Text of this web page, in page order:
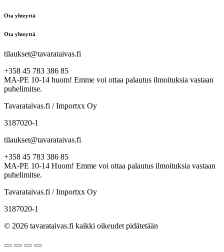
Ota yhteyttä
Ota yhteyttä
tilaukset@tavarataivas.fi
+358 45 783 386 85
MA-PE 10-14 huom! Emme voi ottaa palautus ilmoituksia vastaan
puhelimitse.
Tavarataivas.fi / Importxx Oy
3187020-1
tilaukset@tavarataivas.fi
+358 45 783 386 85
MA-PE 10-14 Huom! Emme voi ottaa palautus ilmoituksia vastaan
puhelimitse.
Tavarataivas.fi / Importxx Oy
3187020-1
© 2026 tavarataivas.fi kaikki oikeudet pidätetään